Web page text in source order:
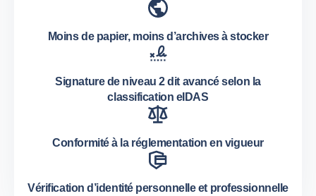
Moins de papier, moins d’archives à stocker
Signature de niveau 2 dit avancé selon la
classification eIDAS
Conformité à la réglementation en vigueur
Vérification d’identité personnelle et professionnelle